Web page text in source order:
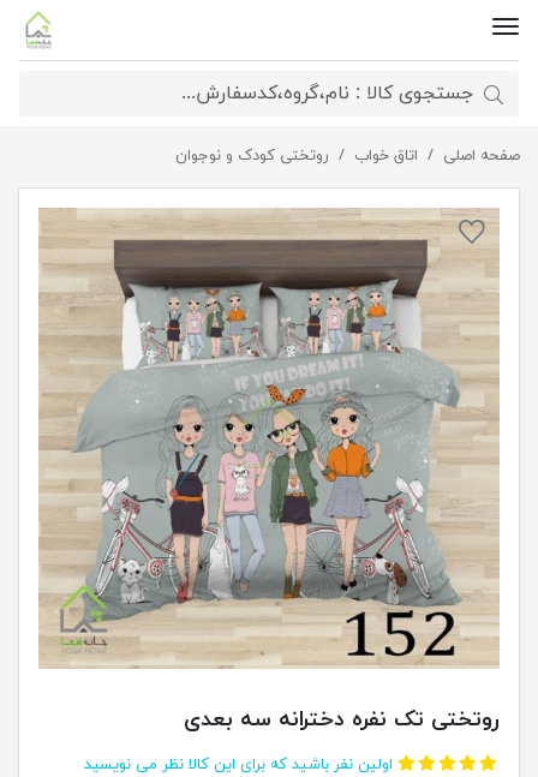
صفحه اصلی اتاق خواب روتختی کودک و نوجوانروتختی تک نفره دخترانه سه بعدی
روتختی تک نفره دخترانه سه بعدی
اولین نفر باشید که برای این کالا نظر می نویسید